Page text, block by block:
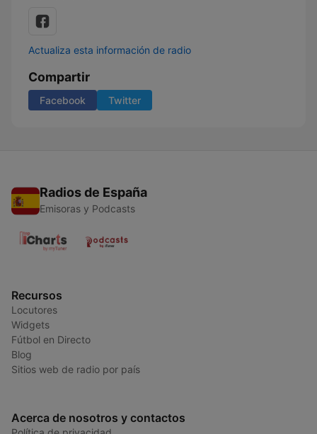
Actualiza esta información de radio
Compartir
Facebook Twitter
Radios de España
Emisoras y Podcasts
Recursos
Locutores
Widgets
Fútbol en Directo
Blog
Sitios web de radio por país
Acerca de nosotros y contactos